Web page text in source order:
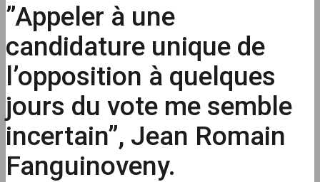
”Appeler à une
candidature unique de
l’opposition à quelques
jours du vote me semble
incertain”, Jean Romain
Fanguinoveny.